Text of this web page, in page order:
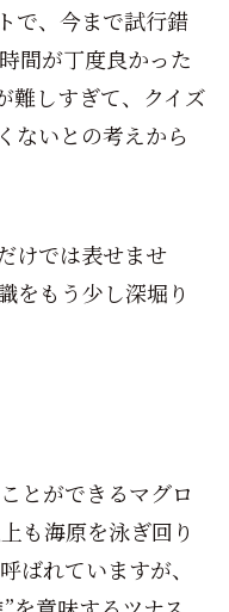
で、今まで試行錯
間が丁度良かった
難しすぎて、クイズ
ないとの考えから
けでは表せませ
をもう少し深堀り
とができるマグロ
も海原を泳ぎ回り
ばれていますが、